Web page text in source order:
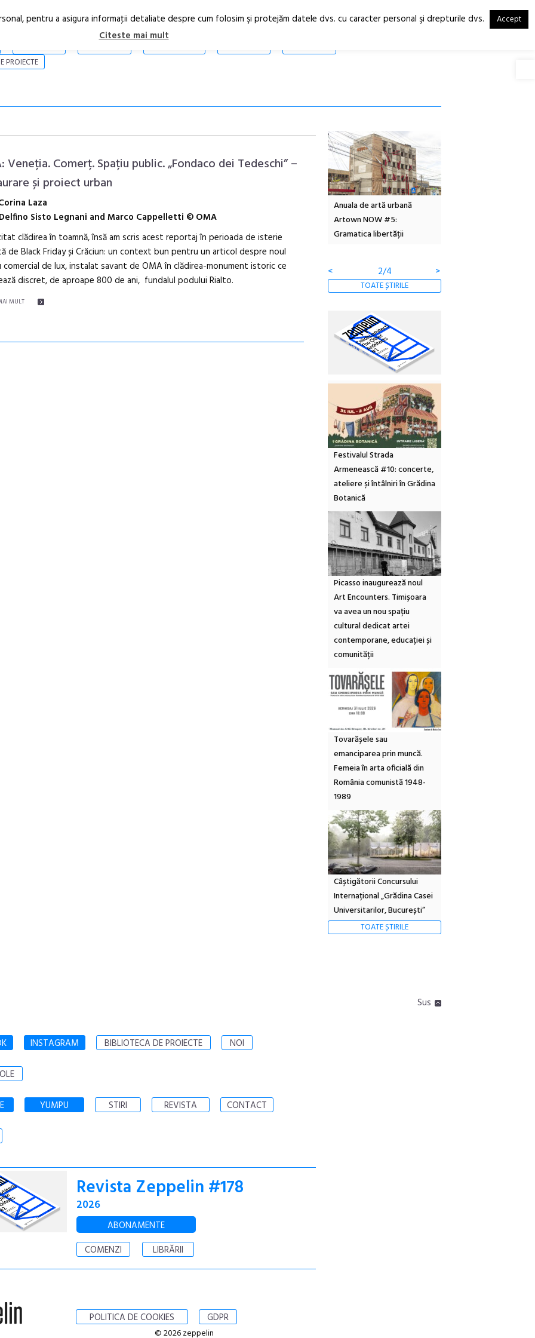
RO
EN
PROIECTE
Veneția. Comerț. Spațiu public. „Fondaco dei Tedeschi” –
și proiect urban
Laza
Delfino Sisto Legnani and Marco Cappelletti © OMA
clădirea în toamnă, însă am scris acest reportaj în perioada de isterie
de Black Friday și Crăciun: un context bun pentru un articol despre noul
de lux, instalat savant de OMA în clădirea-monument istoric ce
discret, de aproape 800 de ani, fundalul podului Rialto.
MULT
Anuala de artă urbană
Artown NOW #5:
Gramatica libertății
< 2/4 >
TOATE ȘTIRILE
Festivalul Strada
Armenească #10: concerte,
ateliere și întâlniri în Grădina
Botanică
Picasso inaugurează noul
Art Encounters. Timișoara
va avea un nou spațiu
cultural dedicat artei
contemporane, educației și
comunității
Tovarășele sau
emanciparea prin muncă.
Femeia în arta oficială din
România comunistă 1948-
1989
Câștigătorii Concursului
Internațional „Grădina Casei
Universitarilor, București”
TOATE ȘTIRILE
Sus
INSTAGRAM BIBLIOTECA DE PROIECTE NOI
YUMPU STIRI REVISTA CONTACT
Revista Zeppelin #178
2026
ABONAMENTE
COMENZI
LIBRĂRII
POLITICA DE COOKIES GDPR
© 2026 zeppelin
pentru a asigura informaţii detaliate despre cum folosim şi protejăm datele dvs. cu caracter personal şi drepturile dvs. Accept
Citeste mai mult